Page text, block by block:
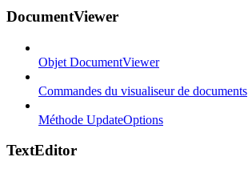
DocumentViewer
Objet DocumentViewer
Commandes du visualiseur de documents
Méthode UpdateOptions
TextEditor